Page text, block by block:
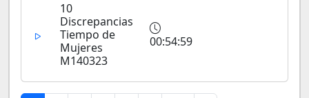
10
Discrepancias
Tiempo de
Mujeres
M140323
00:54:59